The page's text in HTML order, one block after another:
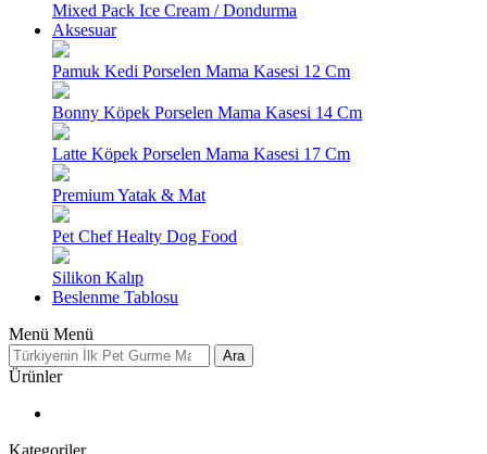
Mixed Pack Ice Cream / Dondurma
Aksesuar
Pamuk Kedi Porselen Mama Kasesi 12 Cm
Bonny Köpek Porselen Mama Kasesi 14 Cm
Latte Köpek Porselen Mama Kasesi 17 Cm
Premium Yatak & Mat
Pet Chef Healty Dog Food
Silikon Kalıp
Beslenme Tablosu
Menü Menü
Ara
Ürünler
Kategoriler